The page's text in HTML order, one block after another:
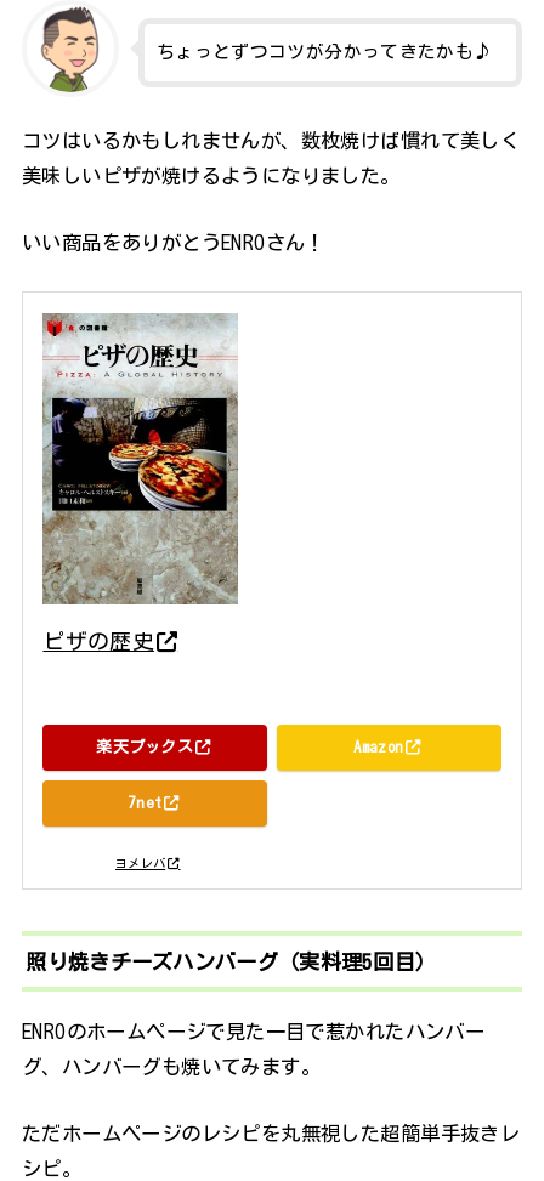
ちょっとずつコツが分かってきたかも♪
コツはいるかもしれませんが、数枚焼けば慣れて美しく
美味しいピザが焼けるようになりました。
いい商品をありがとうENROさん！
ピザの歴史
ヨメレバ
楽天ブックス Amazon
7net
照り焼きチーズハンバーグ（実料理5回目）
ENROのホームページで見た一目で惹かれたハンバー
グ、ハンバーグも焼いてみます。
ただホームページのレシピを丸無視した超簡単手抜きレ
シピ。